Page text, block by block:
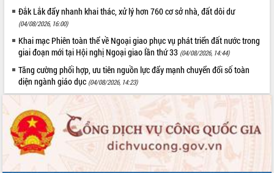
tâm Phục vụ hành chính công xã Ea
Phê
Xây dựng nền hành chính số đồng
hành cùng nông dân dân, doanh nghiệp
Giai đoạn 2026-2030, Đắk Lắk phấn
đấu có 77% xã đạt chuẩn nông thôn
mới
Chuyển đổi số 'mở đường' cho nông
nghiệp Đắk Lắk tăng trưởng bứt phá
Triển khai đồng bộ đo đạc, lập hồ sơ
địa chính, hoàn thiện cơ sở dữ liệu đất
đai
Đắk Lắk đẩy nhanh khai thác, xử lý hơn 760 cơ sở nhà, đất dôi dư
(04/08/2026, 16:00)
Khai mạc Phiên toàn thể về Ngoại giao phục vụ phát triển đất nước trong
giai đoạn mới tại Hội nghị Ngoại giao lần thứ 33 (04/08/2026, 14:44)
Tăng cường phối hợp, ưu tiên nguồn lực đẩy mạnh chuyển đổi số toàn
diện ngành giáo dục (04/08/2026, 14:23)